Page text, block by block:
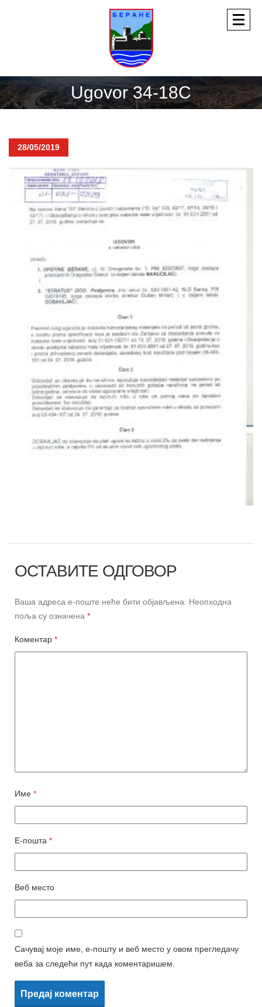
Ugovor 34-18C
28/05/2019
ОСТАВИТЕ ОДГОВОР
Ваша адреса е-поште неће бити објављена.
Неопходна
поља су означена *
Коментар *
Име *
Е-пошта *
Веб место
Сачувај моје име, е-пошту и веб место у овом прегледачу
веба за следећи пут када коментаришем.